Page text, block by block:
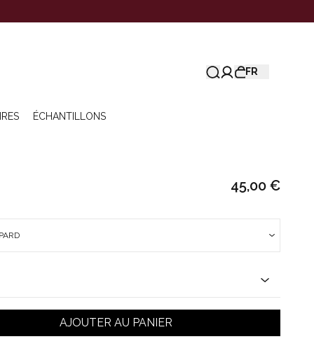
FR
ÉCHANTILLONS
45,00 €
AJOUTER AU PANIER